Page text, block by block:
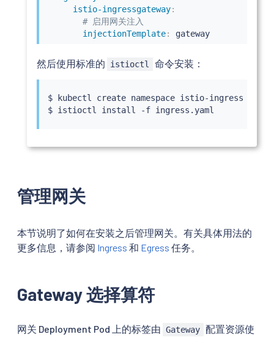
istio-ingressgateway:
# 启用网关注入
injectionTemplate: gateway
然后使用标准的 istioctl 命令安装：
$ kubectl
create namespace istio-ingress
$ istioctl install
管理网关
本节说明了如何在安装之后管理网关。有关具体用法的
更多信息，请参阅 Ingress 和 Egress 任务。
Gateway 选择算符
网关 Deployment Pod 上的标签由 Gateway 配置资源使